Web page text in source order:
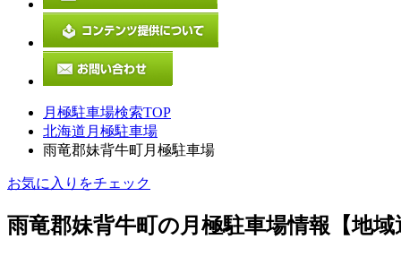
月極駐車場検索TOP
北海道月極駐車場
雨竜郡妹背牛町月極駐車場
お気に入りをチェック
雨竜郡妹背牛町の月極駐車場情報【地域